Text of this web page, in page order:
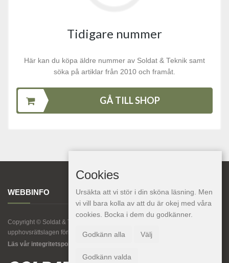
Tidigare nummer
Här kan du köpa äldre nummer av Soldat & Teknik samt
söka på artiklar från 2010 och framåt.
GÅ TILL SHOP
WEBBINFO
Copyright © Soldat & Teknik. All kopiering av texter, bilder eller grafik är enligt
upphovsrättslagen förbjuden.
Läs vår integritetspolicy här.
Cookies
Ursäkta att vi stör i din sköna läsning. Men
vi vill bara kolla av att du är okej med våra
cookies. Bocka i dem du godkänner.
Godkänn alla Välj
Godkänn valda